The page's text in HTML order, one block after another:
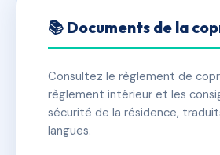
3 Place de la
✓ Immatriculée 🏠 22 lots 🏗
📞 Contacter Syndic Digital
📚 Documents de la
Consultez le règlement de
règlement intérieur et les
sécurité de la résidence,
langues.